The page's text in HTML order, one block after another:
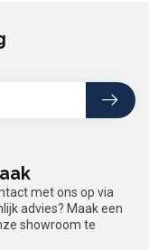
met ons op via
advies? Maak een
showroom te